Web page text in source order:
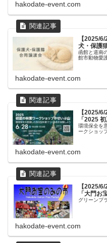
hakodate-event.com
【2025/
犬・保護
函館と道南
館市動物愛
hakodate-event.com
【2025/
「2025
環境保全を
ークショッ
hakodate-event.com
【2025/
「大門お
グリーンプ
hakodate-event.com